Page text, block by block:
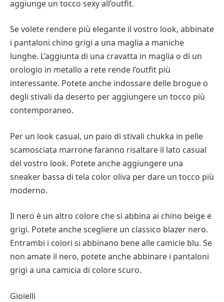
aggiunge un tocco sexy all’outfit.
Se volete rendere più elegante il vostro look, abbinate
i pantaloni chino grigi a una maglia a maniche
lunghe. L’aggiunta di una cravatta in maglia o di un
orologio in metallo a rete rende l’outfit più
interessante. Potete anche indossare delle brogue o
degli stivali da deserto per aggiungere un tocco più
contemporaneo.
Per un look casual, un paio di stivali chukka in pelle
scamosciata marrone faranno risaltare il lato casual
del vostro look. Potete anche aggiungere una
sneaker bassa di tela color oliva per dare un tocco più
moderno.
Il nero è un altro colore che si abbina ai chino beige e
grigi. Potete anche scegliere un classico blazer nero.
Entrambi i colori si abbinano bene alle camicie blu. Se
non amate il nero, potete anche abbinare i pantaloni
grigi a una camicia di colore scuro.
Gioielli